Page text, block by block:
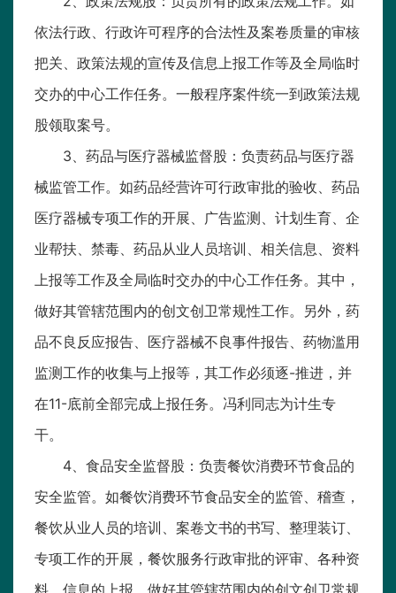
依法行政、行政许可程序的合法性及案卷质量的审核
把关、政策法规的宣传及信息上报工作等及全局临时
交办的中心工作任务。一般程序案件统一到政策法规
股领取案号。
3、药品与医疗器械监督股：负责药品与医疗器
械监管工作。如药品经营许可行政审批的验收、药品
医疗器械专项工作的开展、广告监测、计划生育、企
业帮扶、禁毒、药品从业人员培训、相关信息、资料
上报等工作及全局临时交办的中心工作任务。其中，
做好其管辖范围内的创文创卫常规性工作。另外，药
品不良反应报告、医疗器械不良事件报告、药物滥用
监测工作的收集与上报等，其工作必须逐-推进，并
在11-底前全部完成上报任务。冯利同志为计生专
干。
4、食品安全监督股：负责餐饮消费环节食品的
安全监管。如餐饮消费环节食品安全的监管、稽查，
餐饮从业人员的培训、案卷文书的书写、整理装订、
专项工作的开展，餐饮服务行政审批的评审、各种资